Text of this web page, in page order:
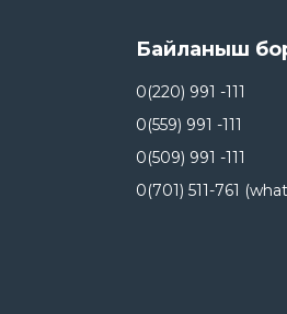
Feb
20
Feb
19
Байланыш
0(220) 991 -111
0(559) 991 -111
0(509) 991 -111
0(701) 511-761